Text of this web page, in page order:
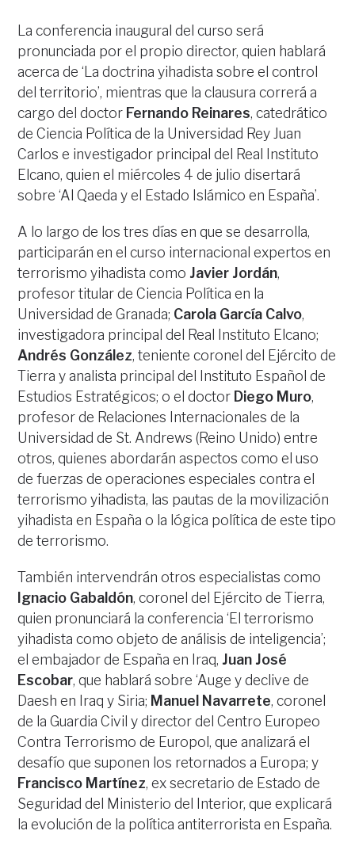
La conferencia inaugural del curso será
pronunciada por el propio director, quien hablará
acerca de ‘La doctrina yihadista sobre el control
del territorio’, mientras que la clausura correrá a
cargo del doctor Fernando Reinares, catedrático
de Ciencia Política de la Universidad Rey Juan
Carlos e investigador principal del Real Instituto
Elcano, quien el miércoles 4 de julio disertará
sobre ‘Al Qaeda y el Estado Islámico en España’.
A lo largo de los tres días en que se desarrolla,
participarán en el curso internacional expertos en
terrorismo yihadista como Javier Jordán,
profesor titular de Ciencia Política en la
Universidad de Granada; Carola García Calvo,
investigadora principal del Real Instituto Elcano;
Andrés González, teniente coronel del Ejército de
Tierra y analista principal del Instituto Español de
Estudios Estratégicos; o el doctor Diego Muro,
profesor de Relaciones Internacionales de la
Universidad de St. Andrews (Reino Unido) entre
otros, quienes abordarán aspectos como el uso
de fuerzas de operaciones especiales contra el
terrorismo yihadista, las pautas de la movilización
yihadista en España o la lógica política de este tipo
de terrorismo.
También intervendrán otros especialistas como
Ignacio Gabaldón, coronel del Ejército de Tierra,
quien pronunciará la conferencia ‘El terrorismo
yihadista como objeto de análisis de inteligencia’;
el embajador de España en Iraq, Juan José
Escobar, que hablará sobre ‘Auge y declive de
Daesh en Iraq y Siria; Manuel Navarrete, coronel
de la Guardia Civil y director del Centro Europeo
Contra Terrorismo de Europol, que analizará el
desafío que suponen los retornados a Europa; y
Francisco Martínez, ex secretario de Estado de
Seguridad del Ministerio del Interior, que explicará
la evolución de la política antiterrorista en España.